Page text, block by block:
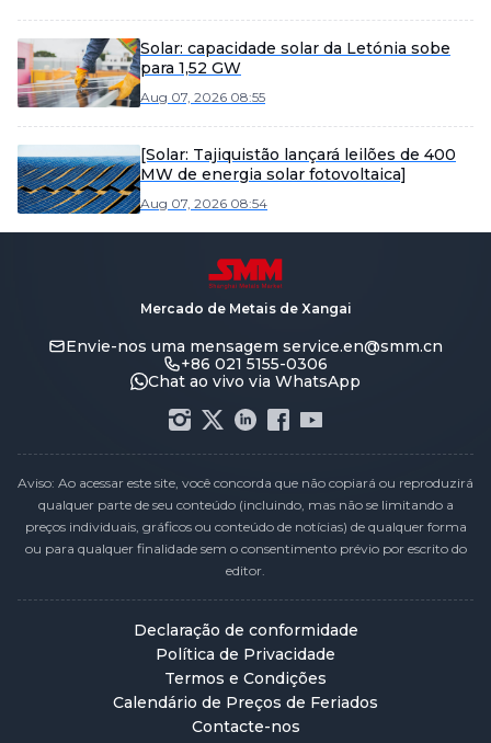
Solar: capacidade solar da Letónia sobe
para 1,52 GW
Aug 07, 2026 08:55
[Solar: Tajiquistão lançará leilões de 400
MW de energia solar fotovoltaica]
Aug 07, 2026 08:54
Mercado de Metais de Xangai
Envie-nos uma mensagem service.en@smm.cn
+86 021 5155-0306
Chat ao vivo via WhatsApp
Aviso: Ao acessar este site, você concorda que não copiará ou reproduzirá
qualquer parte de seu conteúdo (incluindo, mas não se limitando a
preços individuais, gráficos ou conteúdo de notícias) de qualquer forma
ou para qualquer finalidade sem o consentimento prévio por escrito do
editor.
Declaração de conformidade
Política de Privacidade
Termos e Condições
Calendário de Preços de Feriados
Contacte-nos